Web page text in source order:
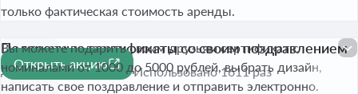
только фактическая стоимость аренды.
Подарочные сертификаты со своим поздравлением
До 30 сент. 2026
Вы можете подарить своим друзьям сертификат с
номиналами от 1000 до 5000 рублей, выбрать дизайн,
написать свое поздравление и отправить электронно.
Открыть акцию
Использовано 1611 раз